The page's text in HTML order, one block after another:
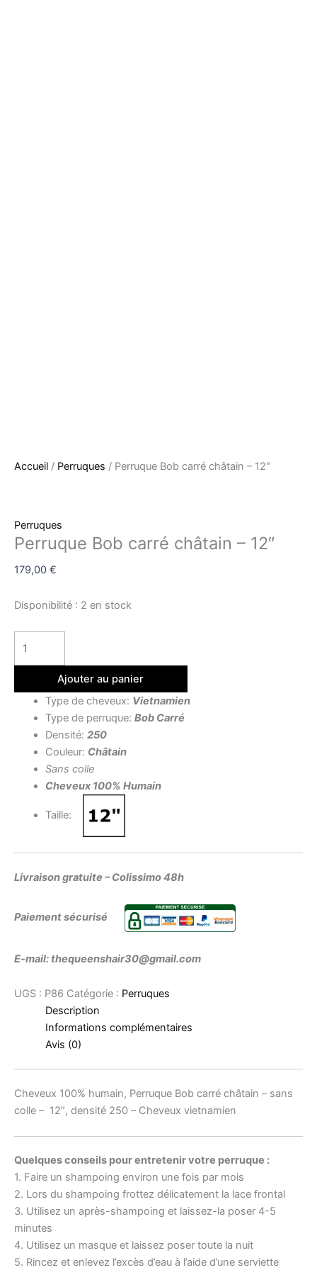
Accueil / Perruques / Perruque Bob carré châtain – 12″
Perruques
Perruque Bob carré châtain – 12″
179,00 €
Disponibilité : 2 en stock
Ajouter au panier
Type de cheveux: Vietnamien
Type de perruque: Bob Carré
Densité: 250
Couleur: Châtain
Sans colle
Cheveux 100% Humain
Taille:
Livraison gratuite – Colissimo 48h
Paiement sécurisé
E-mail: thequeenshair30@gmail.com
UGS : P86 Catégorie : Perruques
Description
Informations complémentaires
Avis (0)
Cheveux 100% humain, Perruque Bob carré châtain – sans
colle – 12″, densité 250 – Cheveux vietnamien
Quelques conseils pour entretenir votre perruque :
1. Faire un shampoing environ une fois par mois
2. Lors du shampoing frottez délicatement la lace frontal
3. Utilisez un après-shampoing et laissez-la poser 4-5
minutes
4. Utilisez un masque et laissez poser toute la nuit
5. Rincez et enlevez l’excès d’eau à l’aide d’une serviette